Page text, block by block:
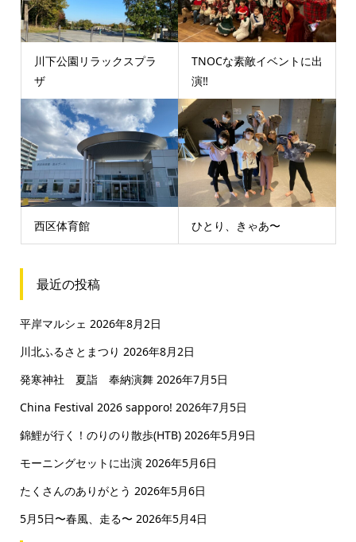
川下公園リラックスプラ
ザ
TNOCな素敵イベントに出
演‼️
西区体育館 ひとり、きゃあ〜
最近の投稿
平岸マルシェ 2026年8月2日
川北ふるさとまつり 2026年8月2日
発寒神社 夏詣 奉納演舞 2026年7月5日
China Festival 2026 sapporo! 2026年7月5日
錦鯉が行く！のりのり散歩(HTB) 2026年5月9日
モーニングセットに出演 2026年5月6日
たくさんのありがとう 2026年5月6日
5月5日〜春風、走る〜 2026年5月4日